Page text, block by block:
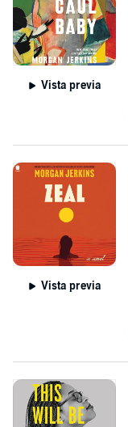
Vista previa
Vista previa